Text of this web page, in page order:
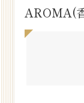
AROMA(